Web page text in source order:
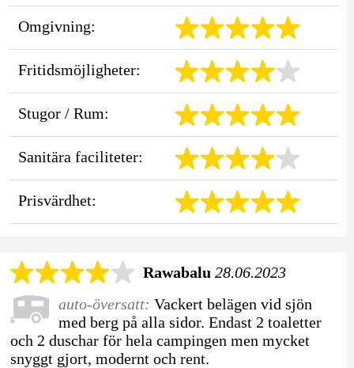
Omgivning:
Fritidsmöjligheter:
Stugor / Rum:
Sanitära faciliteter:
Prisvärdhet:
Rawabalu 28.06.2023
auto-översatt: Vackert belägen vid sjön
med berg på alla sidor. Endast 2 toaletter
och 2 duschar för hela campingen men mycket
snyggt gjort, modernt och rent.